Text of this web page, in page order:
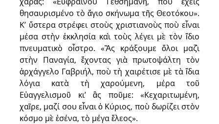
θησαυρισμένο τὸ ἅγιο σκήνωμα τῆς Θεοτόκου».
Κ’ ὕστερα στρέφει στοὺς χριστιανοὺς ποὺ εἶναι
μέσα στὴν ἐκκλησία καὶ τοὺς λέγει μὲ τὸν ἴδιο
πνευματικὸ οἶστρο. «Ἂς κράξουμε ὅλοι μαζὶ
στὴν Παναγία, ἔχοντας γιὰ πρωτοψάλτη τὸν
ἀρχάγγελο Γαβριήλ, ποὺ τὴ χαιρέτισε μὲ τὰ ἴδια
λόγια κατὰ τὴ χαρoύμενη, μέρα τοῦ
Εὐαγγελισμοῦ κι’ ἂς ποῦμε: «Κεχαριτωμένη,
χαῖρε, μαζί σου εἶναι ὁ Κύριος, ποὺ δωρίζει στὸν
κόσμο μὲ ἐσένα, τὸ μέγα ἔλεος».